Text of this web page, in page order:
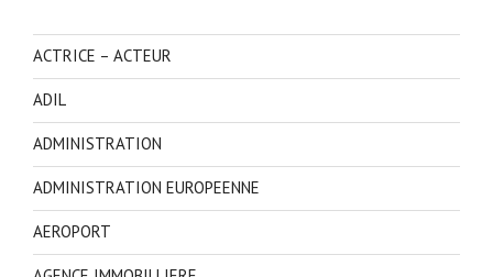
ACTRICE – ACTEUR
ADIL
ADMINISTRATION
ADMINISTRATION EUROPEENNE
AEROPORT